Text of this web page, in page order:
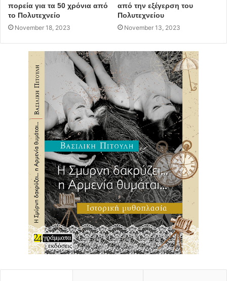
πορεία για τα 50 χρόνια από
το Πολυτεχνείο
November 18, 2023
από την εξέγερση του
Πολυτεχνείου
November 13, 2023